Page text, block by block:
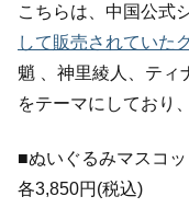
こちらは、中国公式
して販売されていた
魈 、神里綾人、ティ
をテーマにしており
■ぬいぐるみマスコッ
各3,850円(税込)